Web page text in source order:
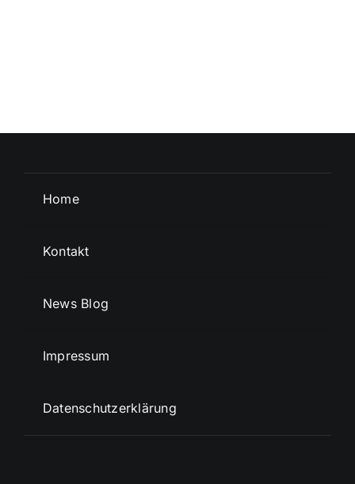
Home
Kontakt
News Blog
Impressum
Datenschutzerklärung